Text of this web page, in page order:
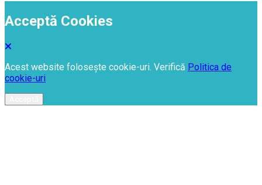
Acceptă Cookies
Acest website folosește cookie-uri. Verifică Politica de
cookie-uri